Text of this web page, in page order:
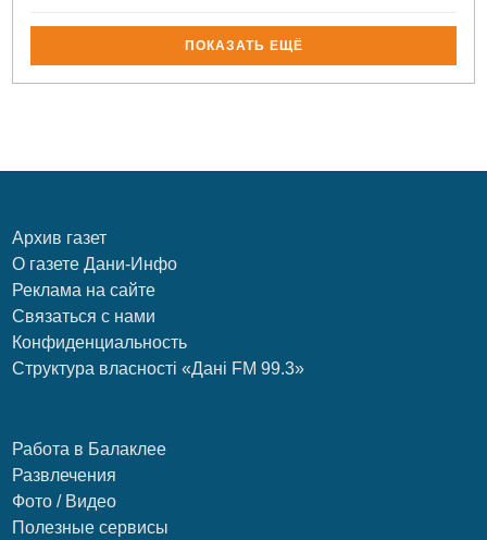
ПОКАЗАТЬ ЕЩЁ
Архив газет
О газете Дани-Инфо
Реклама на сайте
Связаться с нами
Конфиденциальность
Структура власності «Дані FM 99.3»
Работа в Балаклее
Развлечения
Фото / Видео
Полезные сервисы